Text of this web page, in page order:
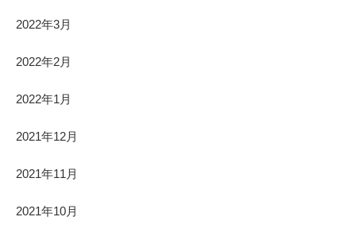
2022年3月
2022年2月
2022年1月
2021年12月
2021年11月
2021年10月